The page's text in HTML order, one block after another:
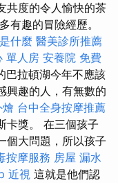
共度的令人愉快的茶
有趣的冒險經歷。
什麼 醫美診所推薦
單人房 安養院 免費
巴拉頓湖今年不應該
興趣的人，有無數的
台中全身按摩推薦
卡獎。 在三個孩子
個大問題，所以孩子
按摩服務 房屋 漏水
近視 這就是他們認